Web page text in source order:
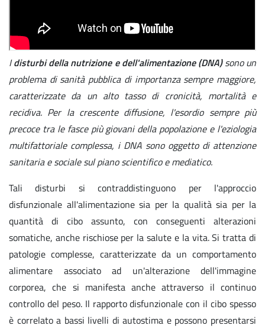
Idisturbi della nutrizione e dell'alimentazione (DNA)sono un
problema di sanità pubblica di importanza sempre maggiore,
caratterizzate da un alto tasso di cronicità, mortalità e
recidiva. Per la crescente diffusione, l'esordio sempre più
precoce tra le fasce più giovani della popolazione e l'eziologia
multifattoriale complessa, i DNA sono oggetto di attenzione
sanitaria e sociale sul piano scientifico e mediatico.
Tali disturbi si contraddistinguono per l'approccio
disfunzionale all'alimentazione sia per la qualità sia per la
quantità di cibo assunto, con conseguenti alterazioni
somatiche, anche rischiose per la salute e la vita. Si tratta di
patologie complesse, caratterizzate da un comportamento
alimentare associato ad un'alterazione dell'immagine
corporea, che si manifesta anche attraverso il continuo
controllo del peso. Il rapporto disfunzionale con il cibo spesso
è correlato a bassi livelli di autostima e possono presentarsi